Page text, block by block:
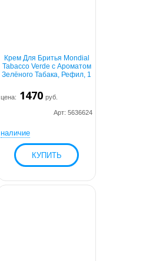
Крем Для Бритья Mondial
Tabacco Verde с Ароматом
Зелёного Табака, Рефил, 1
цена: 1470 руб.
Арт: 5636624
наличие